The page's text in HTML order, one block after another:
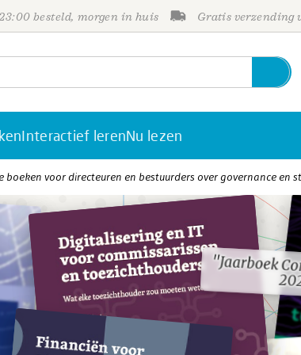
besteld, morgen in huis Gratis verzending
Interactief lerenNu lezen
boeken voor directeuren en bestuurders over governance en
"Jaarboek
"Jaarboek